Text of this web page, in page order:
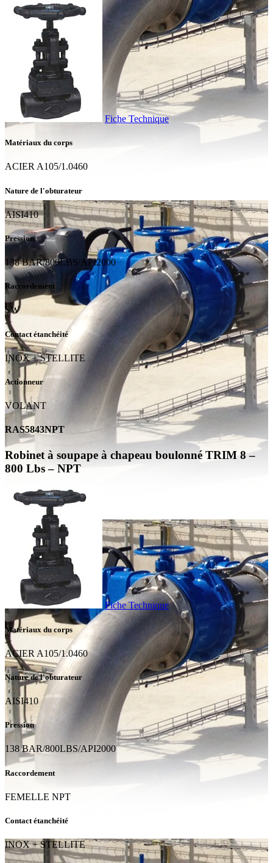
Fiche Technique
Matériaux du corps
ACIER A105/1.0460
Nature de l'obturateur
AISI410
Pression
138 BAR/800LBS/API2000
Raccordement
SW
Contact étanchéité
INOX + STELLITE
Actionneur
VOLANT
RAS5843NPT
Robinet à soupape à chapeau boulonné TRIM 8 –
800 Lbs – NPT
Fiche Technique
Matériaux du corps
ACIER A105/1.0460
Nature de l'obturateur
AISI410
Pression
138 BAR/800LBS/API2000
Raccordement
FEMELLE NPT
Contact étanchéité
INOX + STELLITE